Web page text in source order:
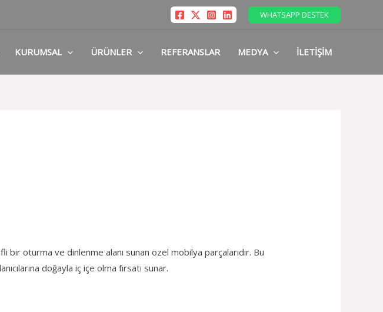
WHATSAPP DESTEK
KURUMSAL ÜRÜNLER REFERANSLAR MEDYA İLETIŞIM
bir oturma ve dinlenme alanı sunan özel mobilya parçalarıdır. Bu
doğayla iç içe olma fırsatı sunar.